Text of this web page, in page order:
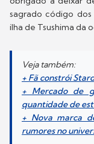
sagrado código dos
ilha de Tsushima da
Veja também:
+ Fã constrói
+ Mercado de
quantidade de
+ Nova marca
rumores no